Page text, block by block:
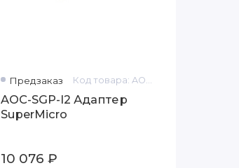
Предзаказ Код товара: AOC-SGP-I2
AOC-SGP-I2 Адаптер
SuperMicro
10 076 ₽